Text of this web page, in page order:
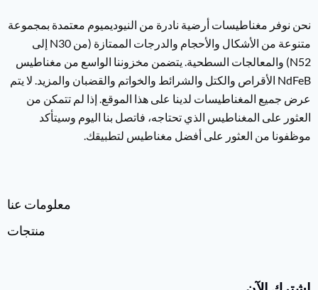
نحن نوفر مغناطيسات أرضية نادرة من النيوديميوم معتمدة بمجموعة
متنوعة من الأشكال والأحجام والدرجات الممتازة (من N30 إلى
N52) والمعالجات السطحية. يتضمن مخزوننا الواسع من مغناطيس
NdFeB الأقراص والكتل والشرائط والخواتم والقضبان والمزيد. لا يتم
عرض جميع المغناطيسات لدينا على هذا الموقع. إذا لم تتمكن من
العثور على المغناطيس الذي تحتاجه، فاتصل بنا اليوم وسيتأكد
موظفونا من العثور على أفضل مغناطيس لتطبيقك.
معلومات عنا
منتجات